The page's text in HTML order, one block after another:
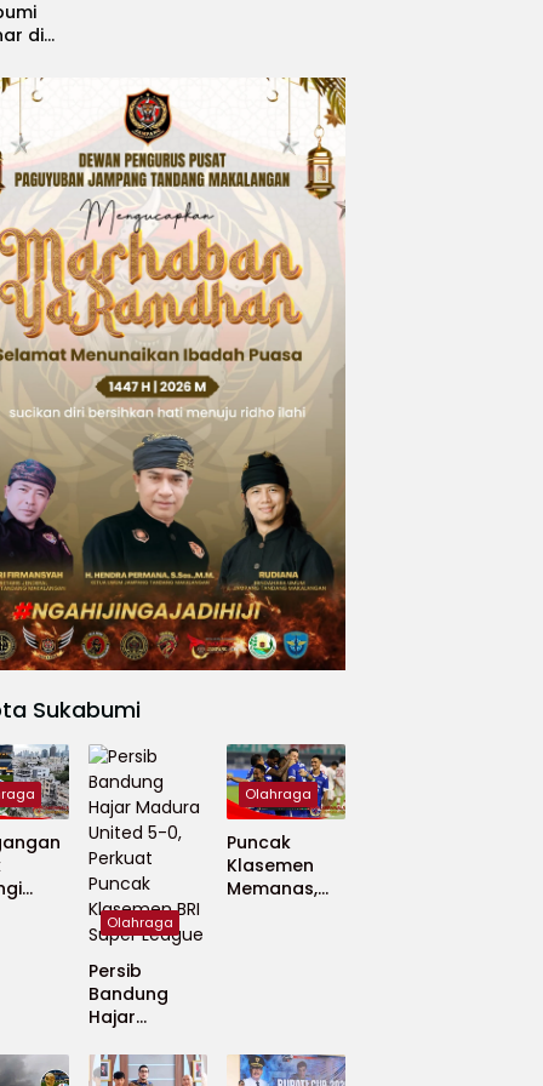
di
Sukabumi
Olahraga
Persib
Bandung
Hajar
United 5-0,
Olahraga
Puncak
Klasemen
Memanas,